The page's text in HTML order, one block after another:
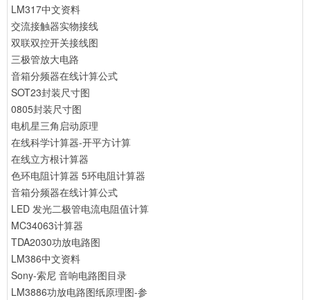
LM317中文资料
交流接触器实物接线
双联双控开关接线图
三极管放大电路
音箱分频器在线计算公式
SOT23封装尺寸图
0805封装尺寸图
电机星三角启动原理
在线科学计算器-开平方计算
在线立方根计算器
色环电阻计算器 5环电阻计算器
音箱分频器在线计算公式
LED 发光二极管电流电阻值计算
MC34063计算器
TDA2030功放电路图
LM386中文资料
Sony-索尼 音响电路图目录
LM3886功放电路图纸原理图-参